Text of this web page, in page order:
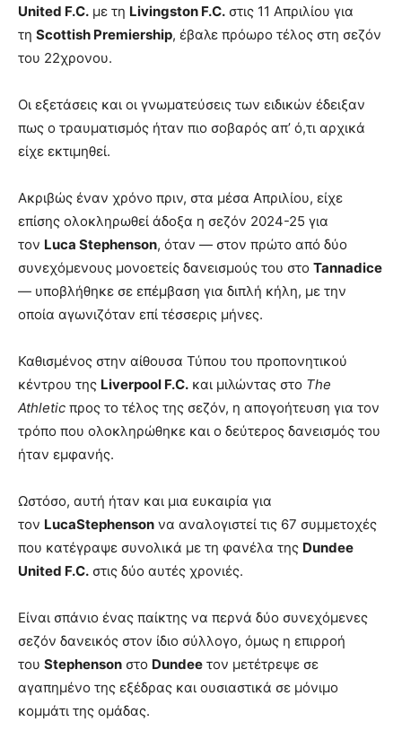
United F.C. με τη Livingston F.C. στις 11 Απριλίου για
τη Scottish Premiership, έβαλε πρόωρο τέλος στη σεζόν
του 22χρονου.
Οι εξετάσεις και οι γνωματεύσεις των ειδικών έδειξαν
πως ο τραυματισμός ήταν πιο σοβαρός απ’ ό,τι αρχικά
είχε εκτιμηθεί.
Ακριβώς έναν χρόνο πριν, στα μέσα Απριλίου, είχε
επίσης ολοκληρωθεί άδοξα η σεζόν 2024-25 για
τον Luca Stephenson, όταν — στον πρώτο από δύο
συνεχόμενους μονοετείς δανεισμούς του στο Tannadice
— υποβλήθηκε σε επέμβαση για διπλή κήλη, με την
οποία αγωνιζόταν επί τέσσερις μήνες.
Καθισμένος στην αίθουσα Τύπου του προπονητικού
κέντρου της Liverpool F.C. και μιλώντας στο The
Athletic προς το τέλος της σεζόν, η απογοήτευση για τον
τρόπο που ολοκληρώθηκε και ο δεύτερος δανεισμός του
ήταν εμφανής.
Ωστόσο, αυτή ήταν και μια ευκαιρία για
τον LucaStephenson να αναλογιστεί τις 67 συμμετοχές
που κατέγραψε συνολικά με τη φανέλα της Dundee
United F.C. στις δύο αυτές χρονιές.
Είναι σπάνιο ένας παίκτης να περνά δύο συνεχόμενες
σεζόν δανεικός στον ίδιο σύλλογο, όμως η επιρροή
του Stephenson στο Dundee τον μετέτρεψε σε
αγαπημένο της εξέδρας και ουσιαστικά σε μόνιμο
κομμάτι της ομάδας.